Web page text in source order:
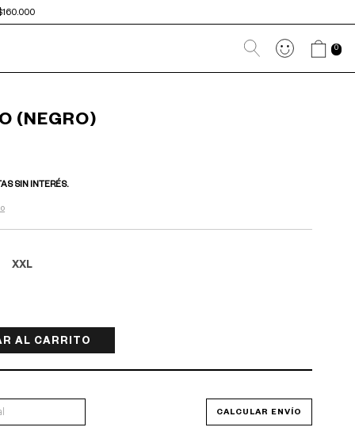
0
(NEGRO)
SIN INTERÉS.
XXL
CAMBIAR CP
CALCULAR ENVÍO